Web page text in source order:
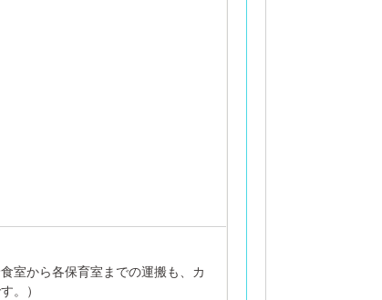
室から各保育室までの運搬も、カ
。）